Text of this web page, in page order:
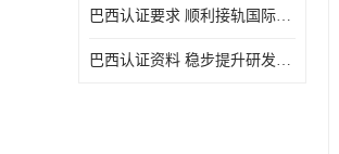
巴西认证要求 顺利接轨国际规范
巴西认证资料 稳步提升研发能力